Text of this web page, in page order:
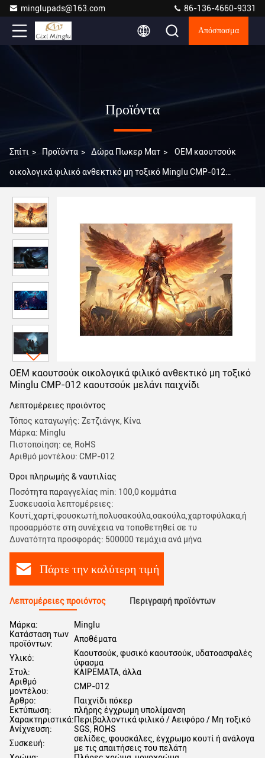
minglupads@163.com 86-136-4660-9331
Απόσπασμα
Προϊόντα
Σπίτι > Προϊόντα > Δώρα Πωκερ Ματ > OEM καουτσούκ
οικολογικά φιλικό ανθεκτικό μη τοξικό Minglu CMP-012
OEM καουτσούκ οικολογικά φιλικό ανθεκτικό μη τοξικό
Minglu CMP-012 καουτσούκ μελάνι παιχνίδι
Λεπτομέρειες προιόντος
Τόπος καταγωγής: Ζετζιάνγκ, Κίνα
Μάρκα: Minglu
Πιστοποίηση: ce, RoHS
Αριθμό μοντέλου: CMP-012
Όροι πληρωμής & ναυτιλίας
Ποσότητα παραγγελίας min: 100,0 κομμάτια
Συσκευασία λεπτομέρειες:
Κουτί,χαρτί,φουσκωτή,πολυσακούλα,σακούλα,χαρτοφύλακα,ή
προσαρμόστε στη συνέχεια να τοποθετηθεί σε τυ
Δυνατότητα προσφοράς: 500000 τεμάχια ανά μήνα
Πάρτε την καλύτερη τιμή
Λεπτομέρειες προιόντος Περιγραφή προϊόντων
Μάρκα:
Minglu
Κατάσταση των
προϊόντων:
Αποθέματα
Υλικό:
Καουτσούκ, φυσικό καουτσούκ, υδατοασφαλές
ύφασμα
Στυλ:
ΚΑΙΡΕΜΑΤΑ, άλλα
Αριθμό
μοντέλου:
CMP-012
Άρθρο:
Παιχνίδι πόκερ
Εκτύπωση:
πλήρης έγχρωμη υπολίμανση
Χαρακτηριστικά:Περιβαλλοντικά φιλικό / Αειφόρο / Μη τοξικό
Ανίχνευση:
SGS, ROHS
Συσκευή:
σελίδες, φουσκάλες, έγχρωμο κουτί ή ανάλογα
με τις απαιτήσεις του πελάτη